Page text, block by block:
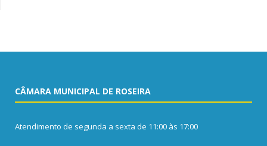
CÂMARA MUNICIPAL DE ROSEIRA
Atendimento de segunda a sexta de 11:00 às 17:00